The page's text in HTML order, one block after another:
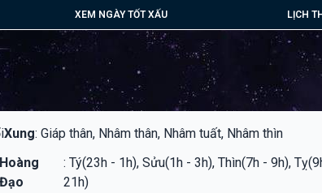
XEM NGÀY TỐT XẤU LỊCH
Xung: Giáp thân, Nhâm thân, Nhâm tuất, Nhâm thìn
Đạo
: Tý(23h - 1h), Sửu(1h - 3h), Thìn(7h - 9h),
21h)